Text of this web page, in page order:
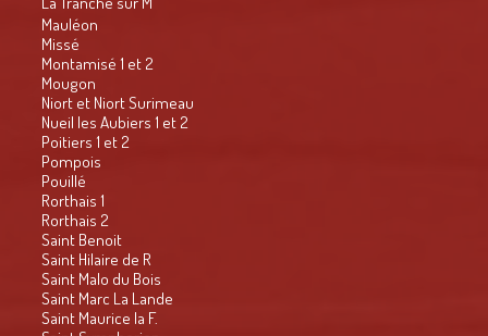
Mauléon
Missé
Montamisé 1 et 2
Mougon
Niort et Niort Surimeau
Nueil les Aubiers 1 et 2
Poitiers 1 et 2
Pompois
Pouillé
Rorthais 1
Rorthais 2
Saint Benoit
Saint Hilaire de R
Saint Malo du Bois
Saint Marc La Lande
Saint Maurice la F.